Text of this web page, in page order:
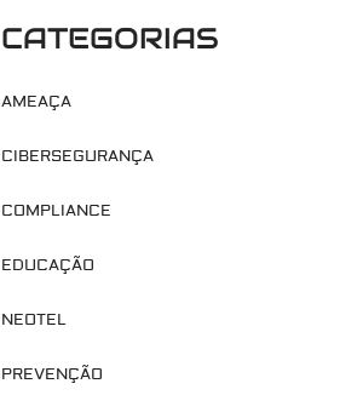
CATEGORIAS
AMEAÇA
CIBERSEGURANÇA
COMPLIANCE
EDUCAÇÃO
NEOTEL
PREVENÇÃO